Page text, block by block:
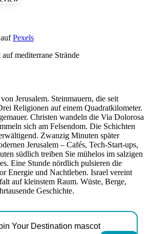
aufPexels
mediterrane Strände
Jerusalem. Steinmauern, die seit
Religionen auf einem Quadratkilometer.
Christen wandeln die Via Dolorosa
sich am Felsendom. Die Schichten
Zwanzig Minuten später
Jerusalem – Cafés, Tech-Start-ups,
südlich treiben Sie mühelos im salzigen
Eine Stunde nördlich pulsieren die
Energie und Nachtleben. Israel vereint
auf kleinstem Raum. Wüste, Berge,
Geschichte.